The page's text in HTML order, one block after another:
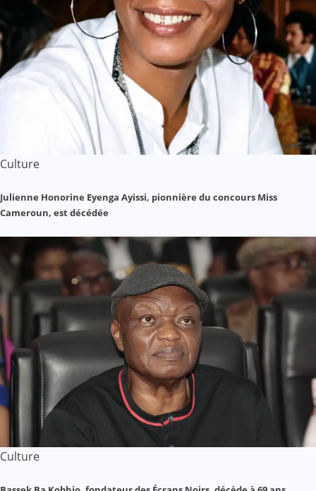
Culture
Julienne Honorine Eyenga Ayissi, pionnière du concours Miss
Cameroun, est décédée
Culture